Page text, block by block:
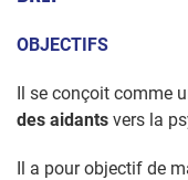
OBJECTIFS
Il se conçoit comme
des aidants vers la
Il a pour objectif de